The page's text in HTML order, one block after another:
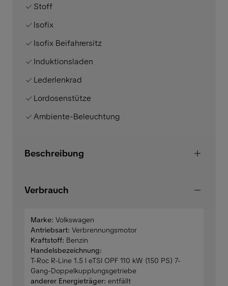
Stoff
Isofix
Isofix Beifahrersitz
Induktionsladen
Lederlenkrad
Lordosenstütze
Ambiente-Beleuchtung
Beschreibung
Verbrauch
Marke: Volkswagen
Antriebsart: Verbrennungsmotor
Kraftstoff: Benzin
Handelsbezeichnung:
T-Roc R-Line 1.5 l eTSI OPF 110 kW (150 PS) 7-
Gang-Doppelkupplungsgetriebe
anderer Energieträger: entfällt